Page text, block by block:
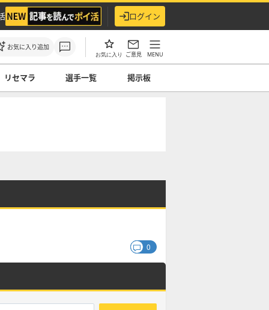
ログイン
お気に入り追加
お気に入り ご意見 MENU
リセマラ 選手一覧 掲示板
0